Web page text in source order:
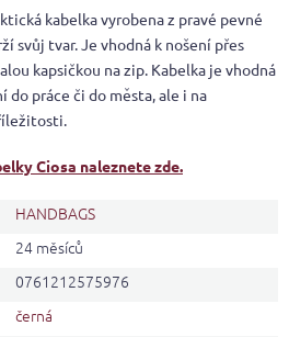
kabelka vyrobena z pravé pevné
svůj tvar. Je vhodná k nošení přes
kapsičkou na zip. Kabelka je vhodná
do práce či do města, ale i na
Ciosa naleznete zde.
HANDBAGS
24 měsíců
0761212575976
černá